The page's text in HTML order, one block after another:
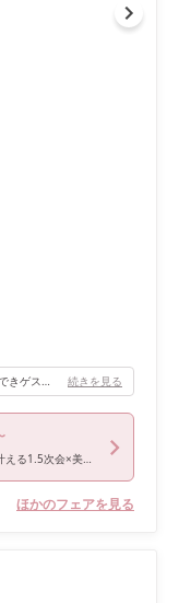
料理の美味しさと演出はほんとに安心しておまかせできゲストからも大好評でした！ランプ型のシャンデリアがおしゃれできらきらした会場かつ可愛すぎず落ち着いており大人婚にはぴったりです！ 続きを見る
【1日1組全館貸切】上質レストランで叶える1.5次会×美食体験
ほかのフェアを見る